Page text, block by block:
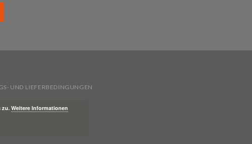
UND LIEFERBEDINGUNGEN
zu.Weitere Informationen